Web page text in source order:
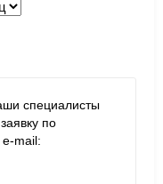
специалисты
по
mail: